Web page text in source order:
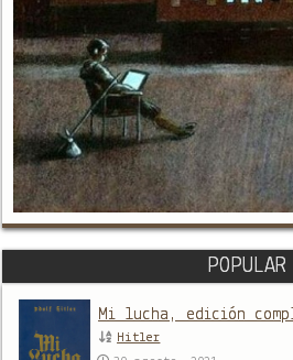
POPULAR
Mi lucha, edición
Hitler